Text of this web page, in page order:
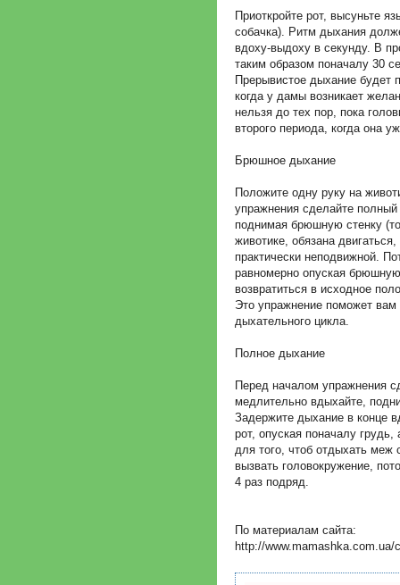
Приоткройте рот, высуньте
собачка). Ритм дыхания
вдоху-выдоху в секунду. В
таким образом поначалу 30
Прерывистое дыхание будет
когда у дамы возникает
нельзя до тех пор, пока
второго периода, когда она
Брюшное дыхание
Положите одну руку на
упражнения сделайте
поднимая брюшную стенку
животике, обязана
практически неподвижной.
равномерно опуская
возвратиться в исходное
Это упражнение поможет
дыхательного цикла.
Полное дыхание
Перед началом упражнения
медлительно вдыхайте,
Задержите дыхание в конце
рот, опуская поначалу
для того, чтоб отдыхать меж
вызвать головокружение,
4 раз подряд.
По материалам сайта:
http://www.mamashka.com.ua/